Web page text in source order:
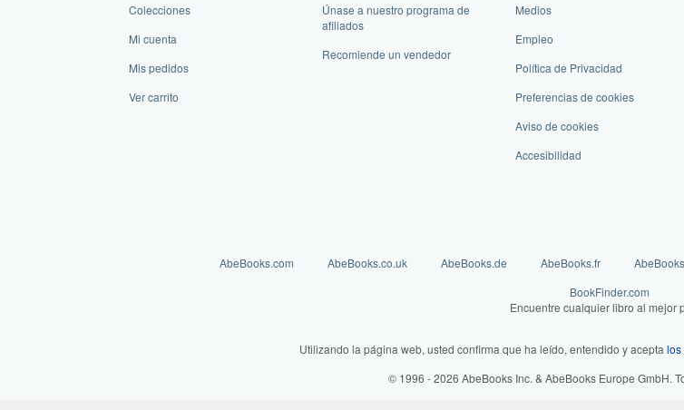
Colecciones
Mi cuenta
Mis pedidos
Ver carrito
Únase a nuestro programa de
afiliados
Recomiende un vendedor
Medios
Empleo
Política de Privacidad
Preferencias de cookies
Aviso de cookies
Accesibilidad
AbeBooks.com AbeBooks.co.uk AbeBooks.de AbeBooks.fr
BookFinder.com
Encuentre cualquier libro al mejor
Utilizando la página web, usted confirma que ha leído, entendido y acepta los
© 1996 - 2026 AbeBooks Inc. & AbeBooks Europe GmbH.